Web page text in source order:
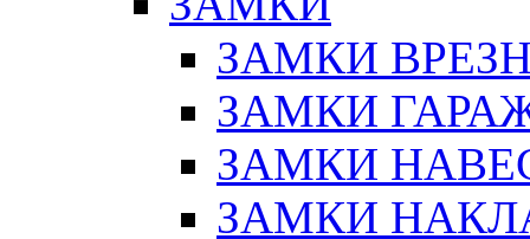
ЗАМКИ
ЗАМКИ
ЗАМКИ
ЗАМКИ